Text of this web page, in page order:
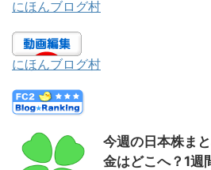
にほんブログ村
にほんブログ村
今週の日本株ま
金はどこへ？1週